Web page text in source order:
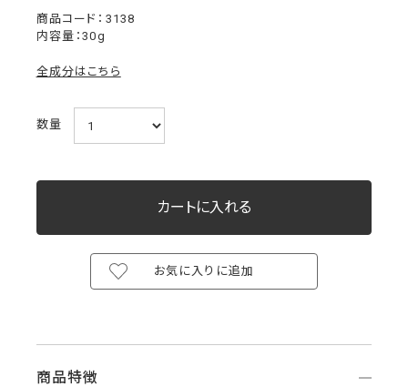
3138
内容量：30g
全成分はこちら
数量
お気に入りに追加
商品特徴